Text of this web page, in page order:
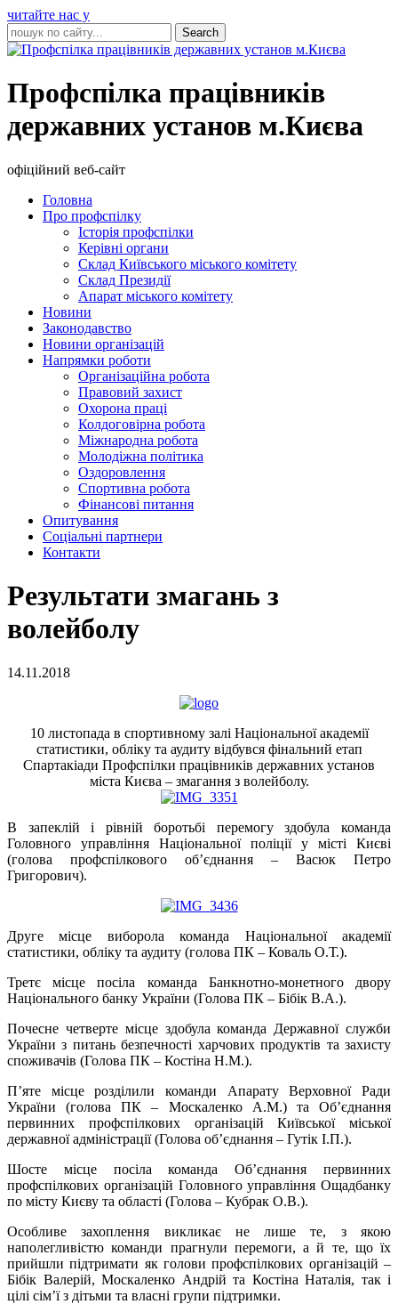
читайте нас у
Профспілка працівників
державних установ м.Києва
офіційний веб-сайт
Головна
Про профспілку
Історія профспілки
Керівні органи
Склад Київського міського комітету
Склад Президії
Апарат міського комітету
Новини
Законодавство
Новини організацій
Напрямки роботи
Організаційна робота
Правовий захист
Охорона праці
Колдоговірна робота
Міжнародна робота
Молодіжна політика
Оздоровлення
Спортивна робота
Фінансові питання
Опитування
Соціальні партнери
Контакти
Результати змагань з
волейболу
14.11.2018
10 листопада в спортивному залі Національної академії
статистики, обліку та аудиту відбувся фінальний етап
Спартакіади Профспілки працівників державних установ
міста Києва – змагання з волейболу.
В запеклій і рівній боротьбі перемогу здобула команда
Головного управління Національної поліції у місті Києві
(голова профспілкового об’єднання – Васюк Петро
Григорович).
Друге місце виборола команда Національної академії
статистики, обліку та аудиту (голова ПК – Коваль О.Т.).
Третє місце посіла команда Банкнотно-монетного двору
Національного банку України (Голова ПК – Бібік В.А.).
Почесне четверте місце здобула команда Державної служби
України з питань безпечності харчових продуктів та захисту
споживачів (Голова ПК – Костіна Н.М.).
П’яте місце розділили команди Апарату Верховної Ради
України (голова ПК – Москаленко А.М.) та Об’єднання
первинних профспілкових організацій Київської міської
державної адміністрації (Голова об’єднання – Гутік І.П.).
Шосте місце посіла команда Об’єднання первинних
профспілкових організацій Головного управління Ощадбанку
по місту Києву та області (Голова – Кубрак О.В.).
Особливе захоплення викликає не лише те, з якою
наполегливістю команди прагнули перемоги, а й те, що їх
прийшли підтримати як голови профспілкових організацій –
Бібік Валерій, Москаленко Андрій та Костіна Наталія, так і
цілі сім’ї з дітьми та власні групи підтримки.